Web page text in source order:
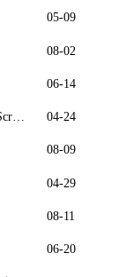
05-09
08-02
06-14
如何通过谷歌浏览器调试和优化网页中的JavaScript代码 04-24
08-09
04-29
08-11
06-20